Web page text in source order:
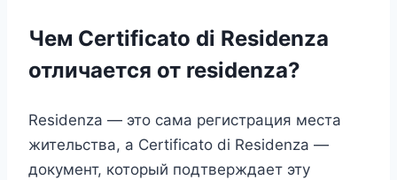
Чем Certificato di Residenza
отличается от residenza?
Residenza — это сама регистрация места
жительства, а Certificato di Residenza —
документ, который подтверждает эту